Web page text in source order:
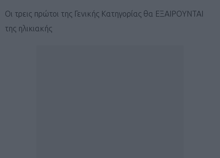
Οι τρεις πρώτοι της Γενικής Κατηγορίας θα ΕΞΑΙΡΟΥΝΤΑΙ
της ηλικιακής